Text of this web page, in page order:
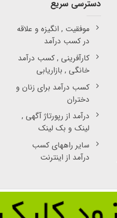
دسترسی سریع
موفقیت , انگیزه و علاقه
در کسب درآمد
کارآفرینی , کسب درآمد
خانگی , بازاریابی
کسب درآمد برای زنان و
دختران
درآمد از رپورتاژ آگهی ,
لینک و بک لینک
سایر راههای کسب
درآمد از اینترنت